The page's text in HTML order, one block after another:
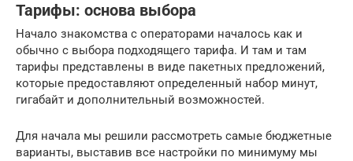
Тарифы: основа выбора
Начало знакомства с операторами началось как и
обычно с выбора подходящего тарифа. И там и там
тарифы представлены в виде пакетных предложений,
которые предоставляют определенный набор минут,
гигабайт и дополнительный возможностей.
Для начала мы решили рассмотреть самые бюджетные
варианты, выставив все настройки по минимуму мы